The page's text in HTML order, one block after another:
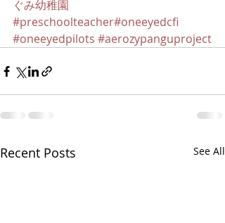
ぐみ幼稚園
#preschoolteacher#oneeyedcfi
#oneeyedpilots #aerozypanguproject
Recent Posts See All